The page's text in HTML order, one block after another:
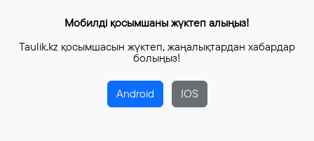
Мобилді қосымшаны жүктеп алыңыз!
Taulik.kz қосымшасын жүктеп, жаңалықтардан хабардар
болыңыз!
Android IOS